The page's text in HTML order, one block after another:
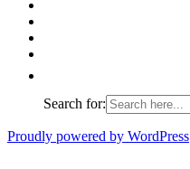
Search for:
Proudly powered by WordPress